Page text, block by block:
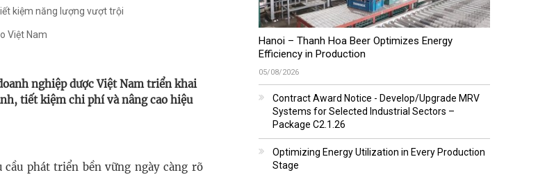
kiệm năng lượng vượt trội
Việt Nam
nghiệp dược Việt Nam triển khai
tiết kiệm chi phí và nâng cao hiệu
phát triển bền vững ngày càng rõ
Hanoi – Thanh Hoa Beer Optimizes Energy
Efficiency in Production
05/08/2026
Contract Award Notice - Develop/Upgrade MRV
Systems for Selected Industrial Sectors –
Package C2.1.26
Optimizing Energy Utilization in Every Production
Stage